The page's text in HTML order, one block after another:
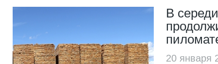
В
20 января